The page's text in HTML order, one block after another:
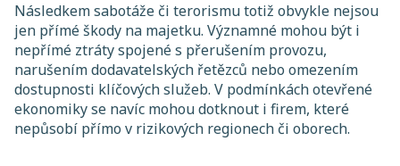
Následkem sabotáže či terorismu totiž obvykle nejsou
jen přímé škody na majetku. Významné mohou být i
nepřímé ztráty spojené s přerušením provozu,
narušením dodavatelských řetězců nebo omezením
dostupnosti klíčových služeb. V podmínkách otevřené
ekonomiky se navíc mohou dotknout i firem, které
nepůsobí přímo v rizikových regionech či oborech.